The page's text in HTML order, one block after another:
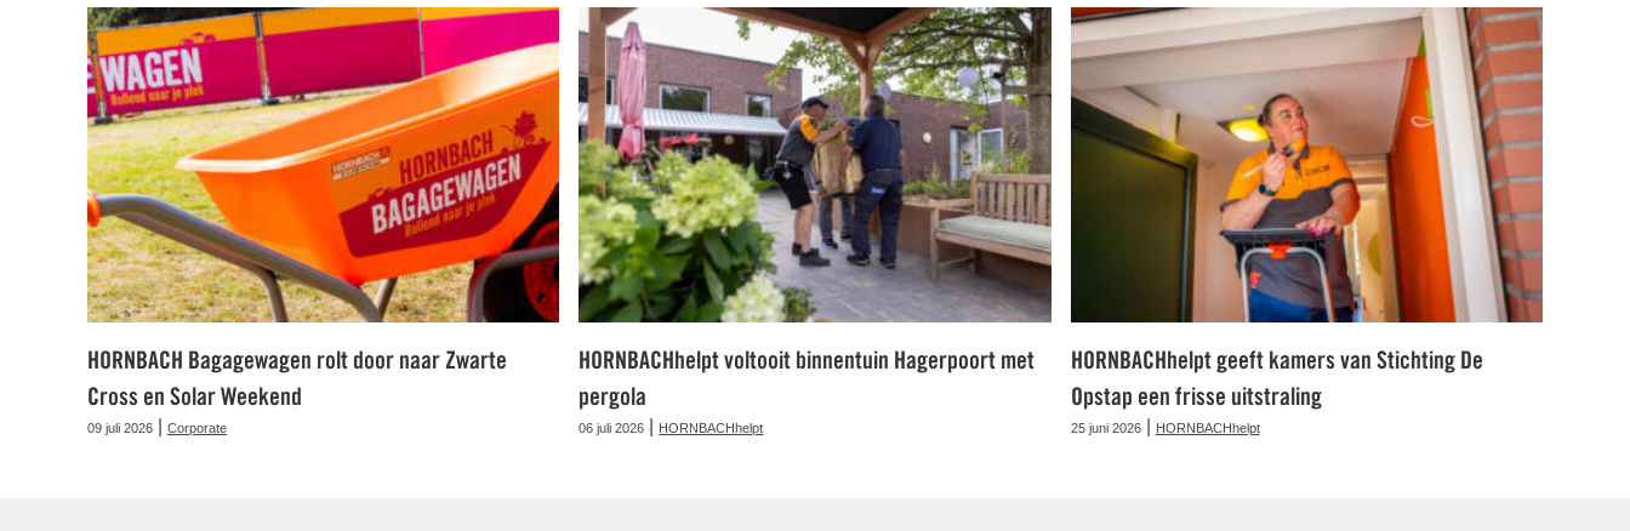
HORNBACH Bagagewagen rolt door naar Zwarte
Cross en Solar Weekend
09 juli 2026 Corporate
HORNBACHhelpt voltooit binnentuin Hagerpoort met
pergola
06 juli 2026 HORNBACHhelpt
HORNBACHhelpt geeft kamers van Stichting De
Opstap een frisse uitstraling
25 juni 2026| HORNBACHhelpt